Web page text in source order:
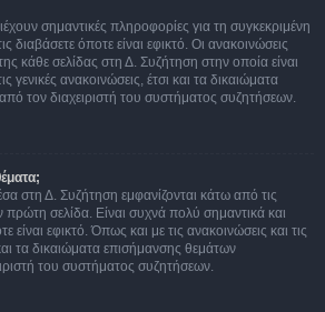
σημαντικές πληροφορίες για τη συγκεκριμένη
διαβάσετε όποτε είναι εφικτό. Οι ανακοινώσεις
κάθε σελίδας στη Δ. Συζήτηση στην οποία είναι
γενικές ανακοινώσεις, έτσι και τα δικαιώματα
τον διαχειριστή του συστήματος συζητήσεων.
στη Δ. Συζήτηση εμφανίζονται κάτω από τις
πρώτη σελίδα. Είναι συχνά πολύ σημαντικά και
είναι εφικτό. Όπως και με τις ανακοινώσεις και τις
τα δικαιώματα επισήμανσης θεμάτων
του συστήματος συζητήσεων.